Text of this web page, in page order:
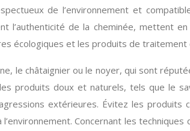
de l’environnement et
de la cheminée, mettent
écologiques et les produits de traitement
le châtaignier ou le noyer, qui sont
produits doux et naturels, tels que le
extérieures. Évitez les produits
Concernant les